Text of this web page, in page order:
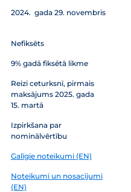
2024. gada 29. novembris
Nefiksēts
9% gadā fiksētā likme
Reizi ceturksnī, pirmais
maksājums 2025. gada
15. martā
Izpirkšana par
nominālvērtību
Galīgie noteikumi (EN)
Noteikumi un nosacījumi
(EN)